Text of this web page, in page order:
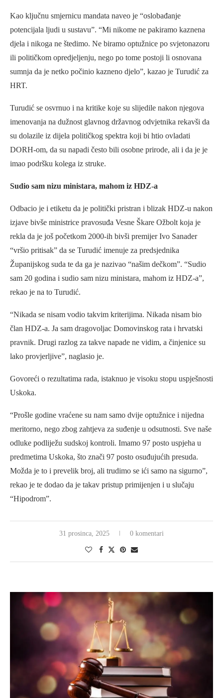
Kao ključnu smjernicu mandata naveo je “oslobađanje
potencijala ljudi u sustavu”. “Mi nikome ne pakiramo kaznena
djela i nikoga ne štedimo. Ne biramo optužnice po svjetonazoru
ili političkom opredjeljenju, nego po tome postoji li osnovana
sumnja da je netko počinio kazneno djelo”, kazao je Turudić za
HRT.
Turudić se osvrnuo i na kritike koje su slijedile nakon njegova
imenovanja na dužnost glavnog državnog odvjetnika rekavši da
su dolazile iz dijela političkog spektra koji bi htio ovladati
DORH-om, da su napadi često bili osobne prirode, ali i da je je
imao podršku kolega iz struke.
Sudio sam nizu ministara, mahom iz HDZ-a
Odbacio je i etiketu da je politički pristran i blizak HDZ-u nakon
izjave bivše ministrice pravosuđa Vesne Škare Ožbolt koja je
rekla da je još početkom 2000-ih bivši premijer Ivo Sanader
“vršio pritisak” da se Turudić imenuje za predsjednika
Županijskog suda te da ga je nazivao “našim dečkom”. “Sudio
sam 20 godina i sudio sam nizu ministara, mahom iz HDZ-a”,
rekao je na to Turudić.
“Nikada se nisam vodio takvim kriterijima. Nikada nisam bio
član HDZ-a. Ja sam dragovoljac Domovinskog rata i hrvatski
pravnik. Drugi razlog za takve napade ne vidim, a činjenice su
lako provjerljive”, naglasio je.
Govoreći o rezultatima rada, istaknuo je visoku stopu uspješnosti
Uskoka.
“Prošle godine vraćene su nam samo dvije optužnice i nijedna
meritorno, nego zbog zahtjeva za suđenje u odsutnosti. Sve naše
odluke podliježu sudskoj kontroli. Imamo 97 posto uspjeha u
predmetima Uskoka, što znači 97 posto osuđujućih presuda.
Možda je to i prevelik broj, ali trudimo se ići samo na sigurno”,
rekao je te dodao da je takav pristup primijenjen i u slučaju
“Hipodrom”.
31 prosinca, 2025 0 komentari